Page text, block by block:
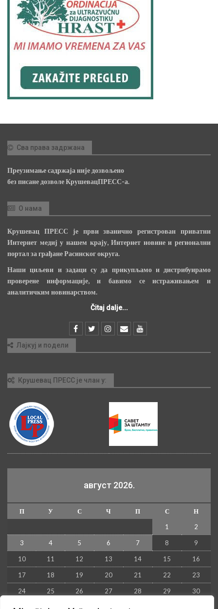
Сва права задржана
Преузимање садржаја није дозвољено
без писане дозволе КрушевацПРЕСС-а.
О нама
Крушевац ПРЕСС је први званично регистрован приватни
Интернет медиј у нашем крају, Интернет новине и регионални
портал за грађане Расинског округа.
Наши циљеви и задаци су да прикупљамо и дистрибуирамо
проверене информације, и бавимо се истраживањем и
аналитичким новинарством.
Čitaj dalje...
Лајкуј и подели
Крушевац ПРЕСС је члан у:
август 2026.
П У С Ч П С
Н
1
2
3 4 5 6 7 8 9
10 11 12 13 14 15 16
17 18 19 20 21 22 23
24 25 26 27 28 29 30
31